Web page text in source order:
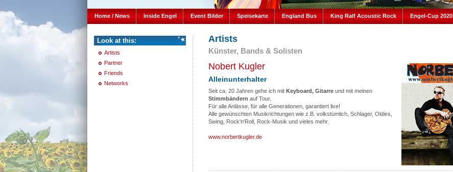
Home / News Inside Engel Event Bilder Speisekarte England Bus King Ralf Acoustic Rock Engel-Cup 2020
Look at this:
Artists
Partner
Friends
Networks
Artists
Künster, Bands & Solisten
Nobert Kugler
Alleinunterhalter
Seit ca. 20 Jahren gehe ich mit Keyboard, Gitarre und mit meinen
Stimmbändern auf Tour.
Für alle Anlässe, für alle Generationen, garantiert live!
Alle gewünschten Musikrichtungen wie z.B. volkstümlich, Schlager, Oldies,
Swing, Rock'n'Roll, Rock-Musik und vieles mehr.
www.norbertkugler.de